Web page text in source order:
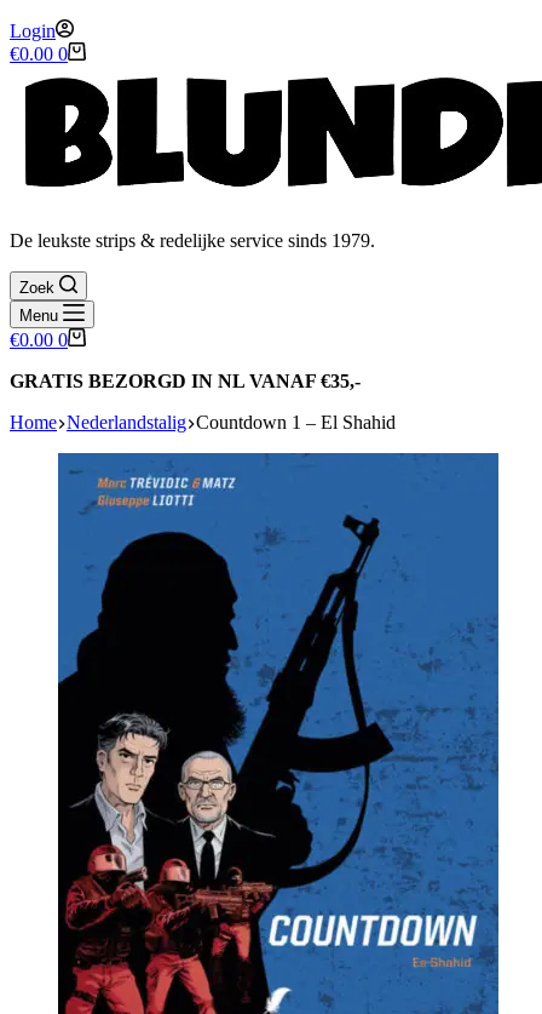
Login
Winkelwagen
€0.00 0
De leukste strips & redelijke service sinds 1979.
Zoek
Menu
Winkelwagen
€0.00 0
GRATIS BEZORGD IN NL VANAF €35,-
Home Nederlandstalig Countdown 1 – El Shahid